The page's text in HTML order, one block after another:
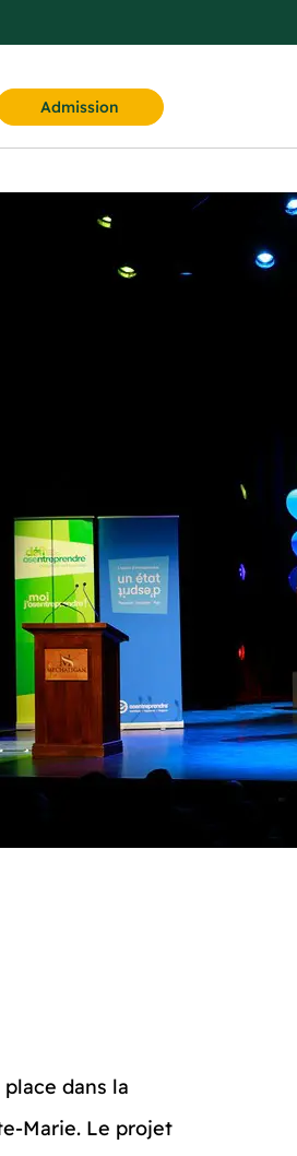
Admission
dans la
Marie. Le projet